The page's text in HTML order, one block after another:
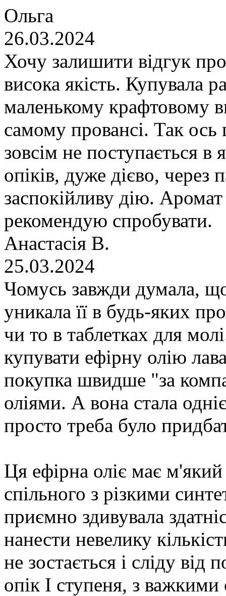
Ольга
26.03.2024
Хочу залишити відгук
висока якість. Купувала
маленькому крафтовому
самому провансі. Так ось
зовсім не поступається в
опіків, дуже дієво, через
заспокійливу дію.
рекомендую спробувати.
Анастасія В.
25.03.2024
Чомусь завжди думала,
уникала її в будь-яких
чи то в таблетках для
купувати ефірну олію
покупка швидше "за
оліями. А вона стала
просто треба було
Ця ефірна оліє має м'який
спільного з різкими
приємно здивувала
нанести невелику
не зостається і сліду
опік І ступеня, з